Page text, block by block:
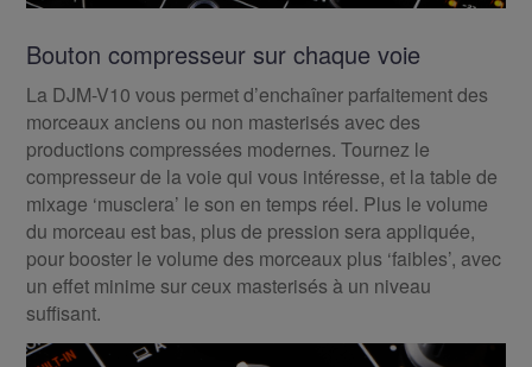
Bouton compresseur sur chaque voie
La DJM-V10 vous permet d’enchaîner parfaitement des
morceaux anciens ou non masterisés avec des
productions compressées modernes. Tournez le
compresseur de la voie qui vous intéresse, et la table de
mixage ‘musclera’ le son en temps réel. Plus le volume
du morceau est bas, plus de pression sera appliquée,
pour booster le volume des morceaux plus ‘faibles’, avec
un effet minime sur ceux masterisés à un niveau
suffisant.